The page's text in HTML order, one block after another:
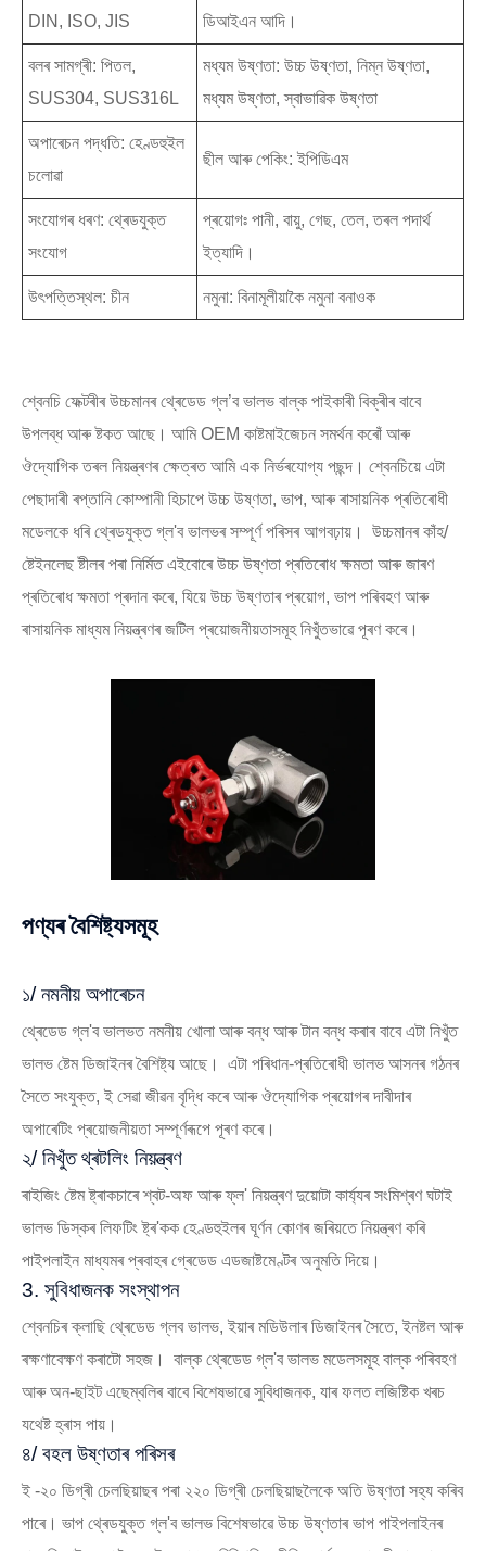
DIN, ISO, JIS
ডিআইএন আদি।
বলৰ সামগ্ৰী: পিতল,
SUS304, SUS316L
মধ্যম উষ্ণতা: উচ্চ উষ্ণতা, নিম্ন উষ্ণতা,
মধ্যম উষ্ণতা, স্বাভাৱিক উষ্ণতা
অপাৰেচন পদ্ধতি: হেণ্ডহুইল
চলোৱা
ছীল আৰু পেকিং: ইপিডিএম
সংযোগৰ ধৰণ: থ্ৰেডযুক্ত
সংযোগ
প্ৰয়োগঃ পানী, বায়ু, গেছ, তেল, তৰল পদাৰ্থ
ইত্যাদি।
উৎপত্তিস্থল: চীন নমুনা: বিনামূলীয়াকৈ নমুনা বনাওক
শ্বেনচি ফেক্টৰীৰ উচ্চমানৰ থ্ৰেডেড গ্ল’ব ভালভ বাল্ক পাইকাৰী বিক্ৰীৰ বাবে
উপলব্ধ আৰু ষ্টকত আছে। আমি OEM কাষ্টমাইজেচন সমৰ্থন কৰোঁ আৰু
ঔদ্যোগিক তৰল নিয়ন্ত্ৰণৰ ক্ষেত্ৰত আমি এক নিৰ্ভৰযোগ্য পছন্দ। শ্বেনচিয়ে এটা
পেছাদাৰী ৰপ্তানি কোম্পানী হিচাপে উচ্চ উষ্ণতা, ভাপ, আৰু ৰাসায়নিক প্ৰতিৰোধী
মডেলকে ধৰি থ্ৰেডযুক্ত গ্ল'ব ভালভৰ সম্পূৰ্ণ পৰিসৰ আগবঢ়ায়। উচ্চমানৰ কাঁহ/
ষ্টেইনলেছ ষ্টীলৰ পৰা নিৰ্মিত এইবোৰে উচ্চ উষ্ণতা প্ৰতিৰোধ ক্ষমতা আৰু জাৰণ
প্ৰতিৰোধ ক্ষমতা প্ৰদান কৰে, যিয়ে উচ্চ উষ্ণতাৰ প্ৰয়োগ, ভাপ পৰিবহণ আৰু
ৰাসায়নিক মাধ্যম নিয়ন্ত্ৰণৰ জটিল প্ৰয়োজনীয়তাসমূহ নিখুঁতভাৱে পূৰণ কৰে।
পণ্যৰ বৈশিষ্ট্যসমূহ
১/ নমনীয় অপাৰেচন
থ্ৰেডেড গ্ল'ব ভালভত নমনীয় খোলা আৰু বন্ধ আৰু টান বন্ধ কৰাৰ বাবে এটা নিখুঁত
ভালভ ষ্টেম ডিজাইনৰ বৈশিষ্ট্য আছে। এটা পৰিধান-প্ৰতিৰোধী ভালভ আসনৰ গঠনৰ
সৈতে সংযুক্ত, ই সেৱা জীৱন বৃদ্ধি কৰে আৰু ঔদ্যোগিক প্ৰয়োগৰ দাবীদাৰ
অপাৰেটিং প্ৰয়োজনীয়তা সম্পূৰ্ণৰূপে পূৰণ কৰে।
২/ নিখুঁত থ্ৰটলিং নিয়ন্ত্ৰণ
ৰাইজিং ষ্টেম ষ্ট্ৰাকচাৰে শ্বট-অফ আৰু ফ্ল' নিয়ন্ত্ৰণ দুয়োটা কাৰ্য্যৰ সংমিশ্ৰণ ঘটাই
ভালভ ডিস্কৰ লিফটিং ষ্ট্ৰ'কক হেণ্ডহুইলৰ ঘূৰ্ণন কোণৰ জৰিয়তে নিয়ন্ত্ৰণ কৰি
পাইপলাইন মাধ্যমৰ প্ৰবাহৰ গ্ৰেডেড এডজাষ্টমেণ্টৰ অনুমতি দিয়ে।
3. সুবিধাজনক সংস্থাপন
শ্বেনচিৰ ক্লাছি থ্ৰেডেড গ্লব ভালভ, ইয়াৰ মডিউলাৰ ডিজাইনৰ সৈতে, ইনষ্টল আৰু
ৰক্ষণাবেক্ষণ কৰাটো সহজ। বাল্ক থ্ৰেডেড গ্ল'ব ভালভ মডেলসমূহ বাল্ক পৰিবহণ
আৰু অন-ছাইট এছেম্বলিৰ বাবে বিশেষভাৱে সুবিধাজনক, যাৰ ফলত লজিষ্টিক খৰচ
যথেষ্ট হ্ৰাস পায়।
৪/ বহল উষ্ণতাৰ পৰিসৰ
ই -২০ ডিগ্ৰী চেলছিয়াছৰ পৰা ২২০ ডিগ্ৰী চেলছিয়াছলৈকে অতি উষ্ণতা সহ্য কৰিব
পাৰে। ভাপ থ্ৰেডযুক্ত গ্ল'ব ভালভ বিশেষভাৱে উচ্চ উষ্ণতাৰ ভাপ পাইপলাইনৰ